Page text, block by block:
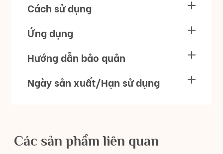
Cách sử dụng
Ứng dụng
Hướng dẫn bảo quản
Ngày sản xuất/Hạn sử dụng
Các sản phẩm liên quan